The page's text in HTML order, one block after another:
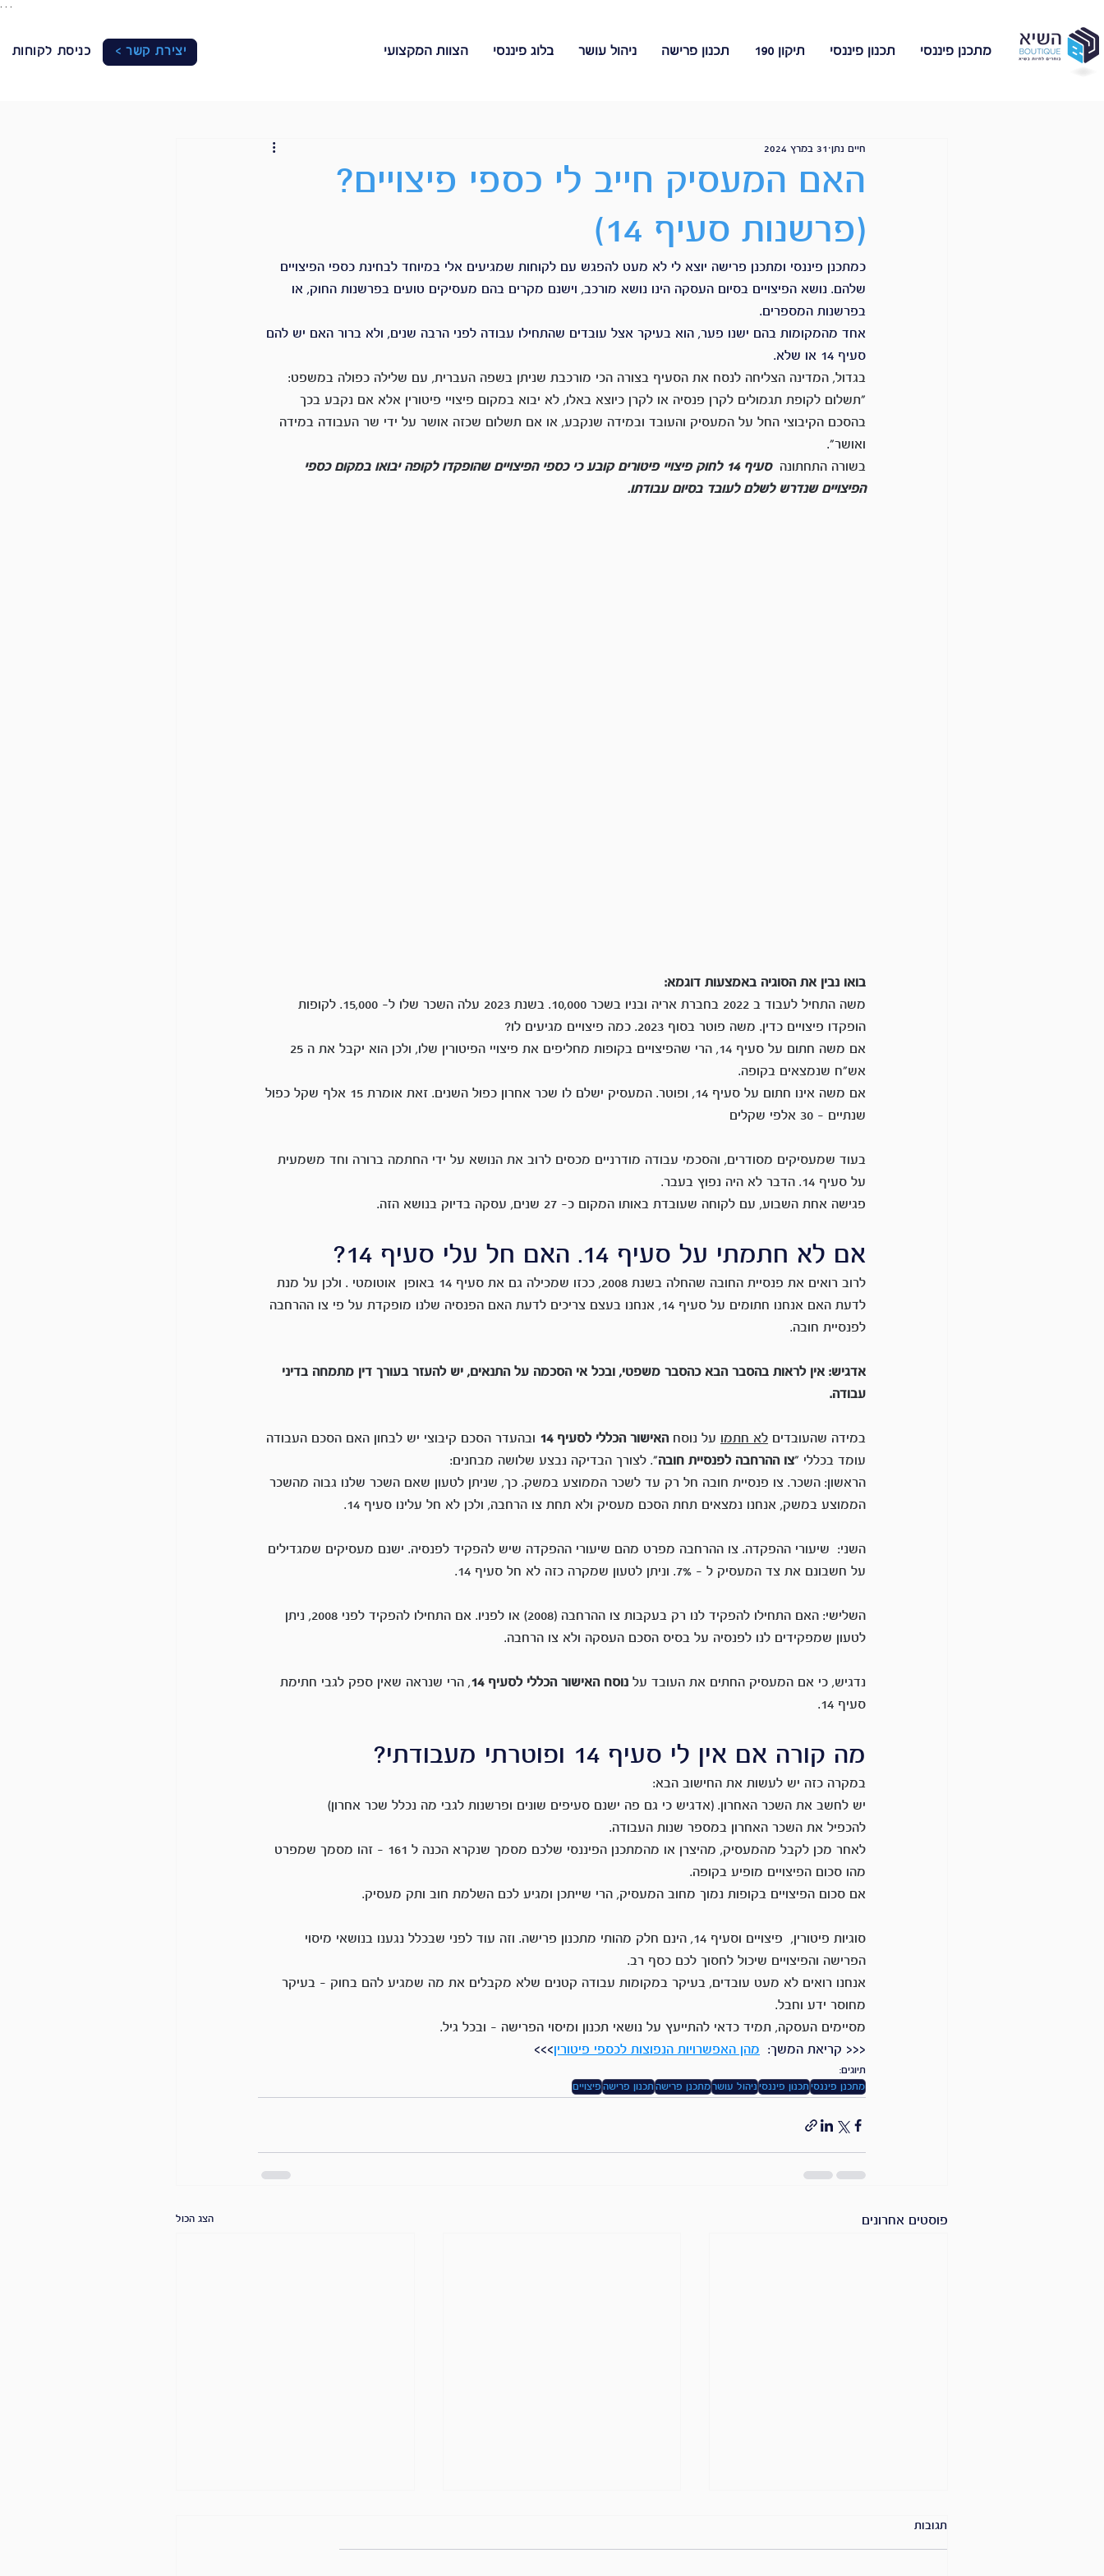
כניסת לקוחות יצירת קשר > מתכנן פיננסי תכנון פיננסי תיקון 190 תכנון פרישה ניהול עושר בלוג פיננסי הצוות המקצועי
האם המעסיק חייב לי כספי פיצויים?
(פרשנות סעיף 14)
חיים נתן 31 במרץ 2024
כמתכנן פיננסי ומתכנן פרישה יוצא לי לא מעט להפגש עם לקוחות שמגיעים אלי במיוחד לבחינת כספי הפיצויים
שלהם. נושא הפיצויים בסיום העסקה הינו נושא מורכב, וישנם מקרים בהם מעסיקים טועים בפרשנות החוק, או
בפרשנות המספרים.
אחד מהמקומות בהם ישנו פער, הוא בעיקר אצל עובדים שהתחילו עבודה לפני הרבה שנים, ולא ברור האם יש להם
סעיף 14 או שלא.
בגדול, המדינה הצליחה לנסח את הסעיף בצורה הכי מורכבת שניתן בשפה העברית, עם שלילה כפולה במשפט:
"תשלום לקופת תגמולים לקרן פנסיה או לקרן כיוצא באלו, לא יבוא במקום פיצויי פיטורין אלא אם נקבע בכך
בהסכם הקיבוצי החל על המעסיק והעובד ובמידה שנקבע, או אם תשלום שכזה אושר על ידי שר העבודה במידה
ואושר".
בשורה התחתונה
סעיף 14 לחוק פיצויי פיטורים קובע כי כספי הפיצויים שהופקדו לקופה יבואו במקום כספי
הפיצויים שנדרש לשלם לעובד בסיום עבודתו.
בואו נבין את הסוגיה באמצעות דוגמא:
משה התחיל לעבוד ב 2022 בחברת אריה ובניו בשכר 10,000. בשנת 2023 עלה השכר שלו ל- 15,000. לקופות
הופקדו פיצויים כדין. משה פוטר בסוף 2023. כמה פיצויים מגיעים לו?
אש"ח שנמצאים בקופה.
אם משה אינו חתום על סעיף 14, ופוטר. המעסיק ישלם לו שכר אחרון כפול השנים. זאת אומרת 15 אלף שקל כפול
שנתיים – 30 אלפי שקלים
בעוד שמעסיקים מסודרים, והסכמי עבודה מודרניים מכסים לרוב את הנושא על ידי החתמה ברורה וחד משמעית
על סעיף 14. הדבר לא היה נפוץ בעבר.
פגישה אחת השבוע, עם לקוחה שעובדת באותו המקום כ- 27 שנים, עסקה בדיוק בנושא הזה.
אם לא חתמתי על סעיף 14. האם חל עלי סעיף 14?
לרוב רואים את פנסיית החובה שהחלה בשנת 2008, ככזו שמכילה גם את סעיף 14 באופן  אוטומטי . ולכן על מנת
לדעת האם אנחנו חתומים על סעיף 14, אנחנו בעצם צריכים לדעת האם הפנסיה שלנו מופקדת על פי צו ההרחבה
לפנסיית חובה.
אדגיש: אין לראות בהסבר הבא כהסבר משפטי, ובכל אי הסכמה על התנאים, יש להעזר בעורך דין מתמחה בדיני
עבודה.
במידה שהעובדים לא חתמו על נוסח האישור הכללי לסעיף 14
ובהעדר הסכם קיבוצי יש לבחון האם הסכם העבודה
עומד בכללי "צו ההרחבה לפנסיית חובה". לצורך הבדיקה נבצע שלושה מבחנים:
הראשון: השכר. צו פנסיית חובה חל רק עד לשכר הממוצע במשק. כך, שניתן לטעון שאם השכר שלנו גבוה מהשכר
הממוצע במשק, אנחנו נמצאים תחת הסכם מעסיק ולא תחת צו הרחבה, ולכן לא חל עלינו סעיף 14.
השני:  שיעורי ההפקדה. צו ההרחבה מפרט מהם שיעורי ההפקדה שיש להפקיד לפנסיה. ישנם מעסיקים שמגדילים
על חשבונם את צד המעסיק ל – 7%. וניתן לטעון שמקרה כזה לא חל סעיף 14.
השלישי: האם התחילו להפקיד לנו רק בעקבות צו ההרחבה (2008) או לפניו. אם התחילו להפקיד לפני 2008, ניתן
לטעון שמפקידים לנו לפנסיה על בסיס הסכם העסקה ולא צו הרחבה.
נדגיש, כי אם המעסיק החתים את העובד על נוסח האישור הכללי לסעיף 14
, הרי שנראה שאין ספק לגבי חתימת
סעיף 14.
מה קורה אם אין לי סעיף 14 ופוטרתי מעבודתי?
במקרה כזה יש לעשות את החישוב הבא:
יש לחשב את השכר האחרון. (אדגיש כי גם פה ישנם סעיפים שונים ופרשנות לגבי מה נכלל שכר אחרון)
להכפיל את השכר האחרון במספר שנות העבודה.
לאחר מכן לקבל מהמעסיק, מהיצרן או מהמתכנן הפיננסי שלכם מסמך שנקרא הכנה ל 161 – זהו מסמך שמפרט
מהו סכום הפיצויים מופיע בקופה.
אם סכום הפיצויים בקופות נמוך מחוב המעסיק, הרי שייתכן ומגיע לכם השלמת חוב ותק מעסיק.
סוגיות פיטורין,  פיצויים וסעיף 14, הינם חלק מהותי מתכנון פרישה. וזה עוד לפני שבכלל נגענו בנושאי מיסוי
הפרישה והפיצויים שיכול לחסוך לכם כסף רב.
אנחנו רואים לא מעט עובדים, בעיקר במקומות עבודה קטנים שלא מקבלים את מה שמגיע להם בחוק – בעיקר
מחוסר ידע וחבל.
מסיימים העסקה, תמיד כדאי להתייעץ על נושאי תכנון ומיסוי הפרישה – ובכל גיל.
<<< קריאת המשך: מהן האפשרויות הנפוצות לכספי פיטורין>>>
תיוגים:
מתכנן פיננסי תכנון פיננסי ניהול עושרמתכנן פרישה תכנון פרישה פיצויים
פוסטים אחרונים הצג הכול
תגובות